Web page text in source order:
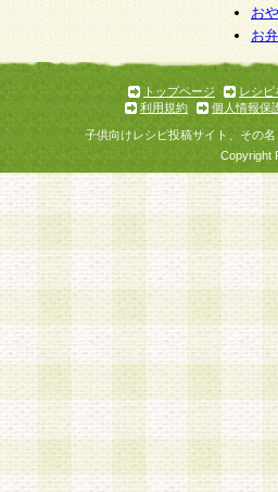
お
お
トップページ
レシピ
利用規約
個人情報保
子供向けレシピ投稿サイト、その
Copyright